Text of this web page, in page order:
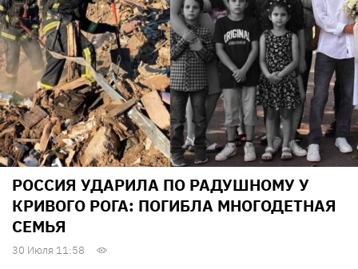
РОССИЯ УДАРИЛА ПО РАДУШНОМУ У
КРИВОГО РОГА: ПОГИБЛА МНОГОДЕТНАЯ
СЕМЬЯ
30 Июля 11:58